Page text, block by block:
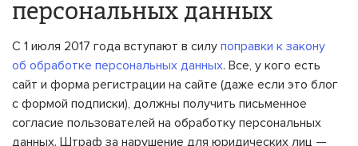
персональных данных
С 1 июля 2017 года вступают в силу поправки к закону
об обработке персональных данных. Все, у кого есть
сайт и форма регистрации на сайте (даже если это блог
с формой подписки), должны получить письменное
согласие пользователей на обработку персональных
данных. Штраф за нарушение для юридических лиц —